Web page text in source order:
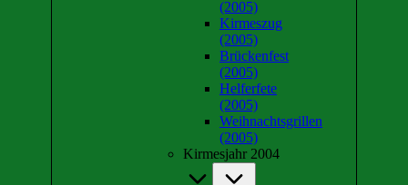
(2005)
Kirmeszug
(2005)
Brückenfest
(2005)
Helferfete
(2005)
Weihnachtsgrillen
(2005)
Kirmesjahr 2004